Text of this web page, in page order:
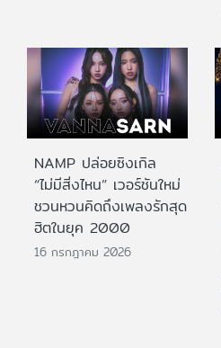
NAMP ปล่อยซิงเกิล
“ไม่มีสิ่งไหน” เวอร์ชันใหม่
ชวนหวนคิดถึงเพลงรักสุด
ฮิตในยุค 2000
16 กรกฎาคม 2026